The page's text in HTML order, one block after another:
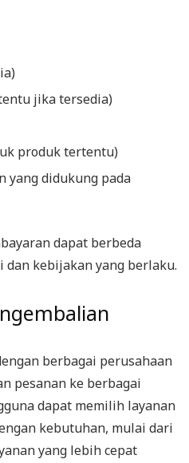
jika tersedia)
produk tertentu)
yang didukung pada
dapat berbeda
kebijakan yang berlaku.
berbagai perusahaan
pesanan ke berbagai
dapat memilih layanan
kebutuhan, mulai dari
yang lebih cepat